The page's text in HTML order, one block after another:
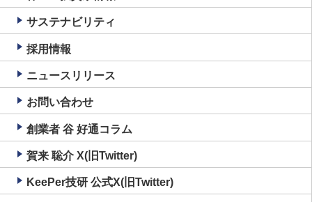
サステナビリティ
採用情報
ニュースリリース
お問い合わせ
創業者 谷 好通コラム
賀来 聡介 X(旧Twitter)
KeePer技研 公式X(旧Twitter)